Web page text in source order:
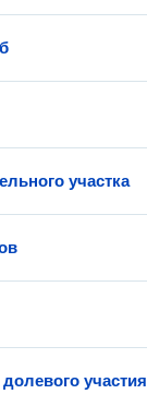
участка
участия